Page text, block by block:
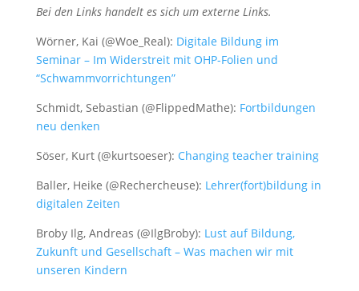
Bei den Links handelt es sich um externe Links.
Wörner, Kai (@Woe_Real): Digitale Bildung im
Seminar – Im Widerstreit mit OHP-Folien und
“Schwammvorrichtungen”
Schmidt, Sebastian (@FlippedMathe): Fortbildungen
neu denken
Söser, Kurt (@kurtsoeser): Changing teacher training
Baller, Heike (@Rechercheuse): Lehrer(fort)bildung in
digitalen Zeiten
Broby Ilg, Andreas (@IlgBroby): Lust auf Bildung,
Zukunft und Gesellschaft – Was machen wir mit
unseren Kindern